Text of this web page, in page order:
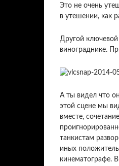
Это не очень
в утешении, как
Другой
винограднике.
А ты видел что
этой сцене мы
вместе,
танкистам
иных
кинематографе.